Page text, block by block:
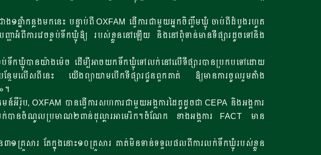
ឆ្នំាកន្លងមកនេះ បន្ទាប់ពី OXFAM ធ្វើការជាមួយអ្នកចិញ្ចឹមឃ្មុំ ចាប់ពីដំបូងរហូត
អំពីការវេចខ្ចប់ទឹកឃ្មុំឱ្យ របស់ខ្លួននៅឡើយ និងនៅពុំទាន់មានទីផ្សារដូចទៅនិង
ទឹកឃ្មុំបានយ៉ាងម៉េច ដើម្បីអាចយកទឹកឃ្មុំទៅលក់នៅលើទីផ្សារបានប្រកបទៅដោយ
បន្ថែមលើសពីនេះ យើងព្យាយាមបើកទីផ្សារជូនពួកគាត់ ឱ្យមានការចូលរួមតំាង
។
រ៉ុប, OXFAM បានធ្វើការសហការជាមួយអង្គការដៃគូដូចជា CEPA និងអង្គការ
បានចំណូលប្រមាណ២ពាន់ដុល្លារអាមេរិក។ចំណែក ខាងអង្គការ FACT មាន
១គ្រួសារ តែក្នុងនោះ១០គ្រួសារ គាត់មិនទាន់ទទួលផលពីការលក់ទឹកឃ្មុំរបស់ខ្លួន